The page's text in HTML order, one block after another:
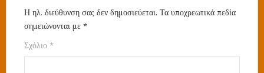
Η ηλ. διεύθυνση σας δεν δημοσιεύεται. Τα υποχρεωτικά πεδία
σημειώνονται με *
Σχόλιο *